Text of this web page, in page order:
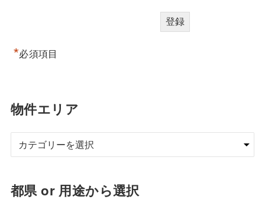
*必須項目
物件エリア
都県 or 用途から選択